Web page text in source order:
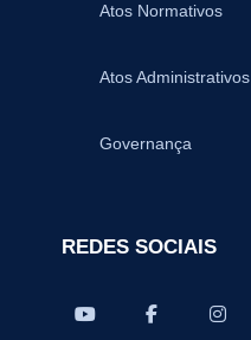
Atos Normativos
Atos Administrativos
Governança
REDES SOCIAIS